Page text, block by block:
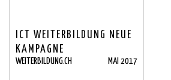
ICT WEITERBILDUNG NEUE
KAMPAGNE
WEITERBILDUNG.CH MAI 2017